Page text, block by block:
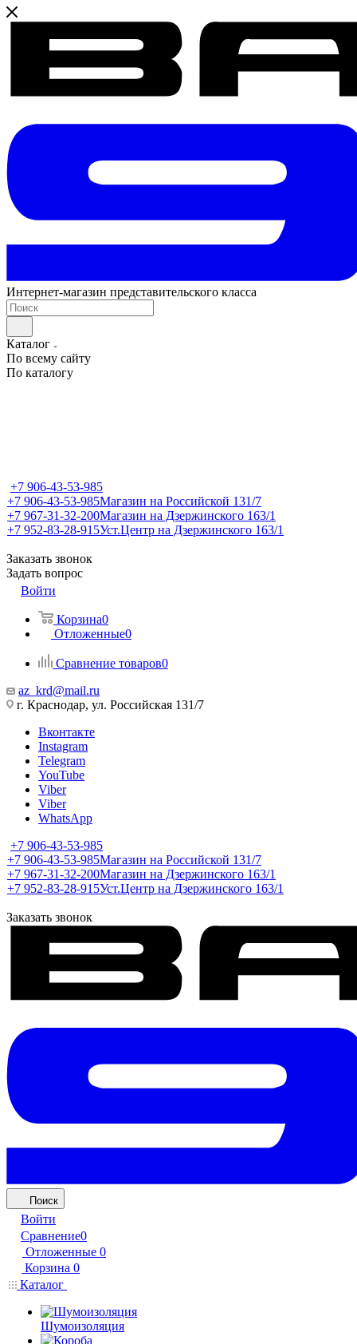
Интернет-магазин представительского класса
Каталог
По всему сайту
По каталогу
+7 906-43-53-985
+7 906-43-53-985Магазин на Российской 131/7
+7 967-31-32-200Магазин на Дзержинского 163/1
+7 952-83-28-915Уст.Центр на Дзержинского 163/1
Заказать звонок
Задать вопрос
Войти
Корзина0
Отложенные0
Сравнение товаров0
az_krd@mail.ru
г. Краснодар, ул. Российская 131/7
Вконтакте
Instagram
Telegram
YouTube
Viber
Viber
WhatsApp
+7 906-43-53-985
+7 906-43-53-985Магазин на Российской 131/7
+7 967-31-32-200Магазин на Дзержинского 163/1
+7 952-83-28-915Уст.Центр на Дзержинского 163/1
Заказать звонок
Поиск
Войти
Сравнение0
Отложенные 0
Корзина 0
Каталог
Шумоизоляция